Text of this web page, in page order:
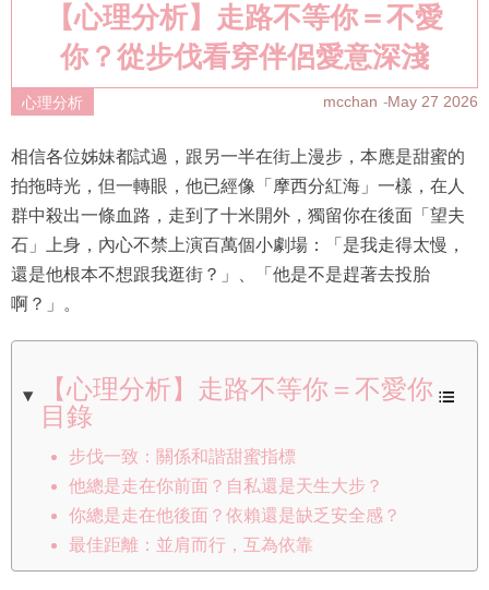
【心理分析】走路不等你＝不愛
你？從步伐看穿伴侶愛意深淺
心理分析 mcchan May 27 2026
相信各位姊妹都試過，跟另一半在街上漫步，本應是甜蜜的
拍拖時光，但一轉眼，他已經像「摩西分紅海」一樣，在人
群中殺出一條血路，走到了十米開外，獨留你在後面「望夫
石」上身，內心不禁上演百萬個小劇場：「是我走得太慢，
還是他根本不想跟我逛街？」、「他是不是趕著去投胎
啊？」。
【心理分析】走路不等你＝不愛你
目錄
步伐一致：關係和諧甜蜜指標
他總是走在你前面？自私還是天生大步？
你總是走在他後面？依賴還是缺乏安全感？
最佳距離：並肩而行，互為依靠